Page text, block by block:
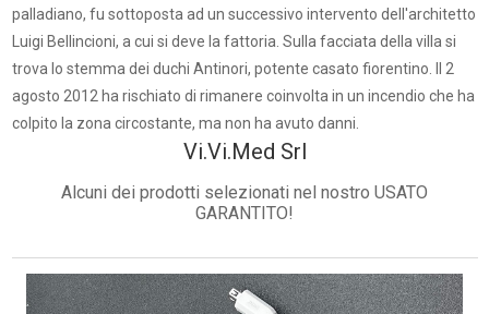
palladiano, fu sottoposta ad un successivo intervento dell'architetto
Luigi Bellincioni, a cui si deve la fattoria. Sulla facciata della villa si
trova lo stemma dei duchi Antinori, potente casato fiorentino. Il 2
agosto 2012 ha rischiato di rimanere coinvolta in un incendio che ha
colpito la zona circostante, ma non ha avuto danni.
Vi.Vi.Med Srl
Alcuni dei prodotti selezionati nel nostro USATO
GARANTITO!